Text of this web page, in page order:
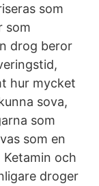
som
som
drog beror
hur mycket
sova,
som
som en
och
droger